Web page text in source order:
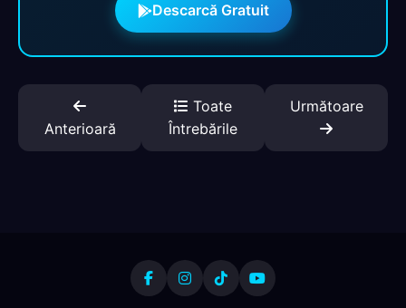
Descarcă Gratuit
Anterioară
Toate
Întrebările
Următoare